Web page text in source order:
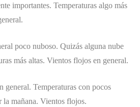
importantes. Temperaturas algo más
poco nuboso. Quizás alguna nube
más altas. Vientos flojos en general.
general. Temperaturas con pocos
la mañana. Vientos flojos.